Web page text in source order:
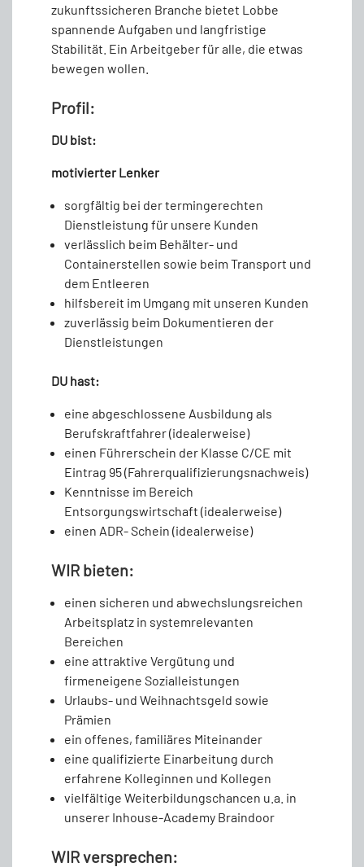
zukunftssicheren Branche bietet Lobbe
spannende Aufgaben und langfristige
Stabilität. Ein Arbeitgeber für alle, die etwas
bewegen wollen.
Profil:
DU bist:
motivierter Lenker
sorgfältig bei der termingerechten
Dienstleistung für unsere Kunden
verlässlich beim Behälter- und
Containerstellen sowie beim Transport und
dem Entleeren
hilfsbereit im Umgang mit unseren Kunden
zuverlässig beim Dokumentieren der
Dienstleistungen
DU hast:
eine abgeschlossene Ausbildung als
Berufskraftfahrer (idealerweise)
einen Führerschein der Klasse C/CE mit
Eintrag 95 (Fahrerqualifizierungsnachweis)
Kenntnisse im Bereich
Entsorgungswirtschaft (idealerweise)
einen ADR- Schein (idealerweise)
WIR bieten:
einen sicheren und abwechslungsreichen
Arbeitsplatz in systemrelevanten
Bereichen
eine attraktive Vergütung und
firmeneigene Sozialleistungen
Urlaubs- und Weihnachtsgeld sowie
Prämien
ein offenes, familiäres Miteinander
eine qualifizierte Einarbeitung durch
erfahrene Kolleginnen und Kollegen
vielfältige Weiterbildungschancen u.a. in
unserer Inhouse-Academy Braindoor
WIR versprechen: